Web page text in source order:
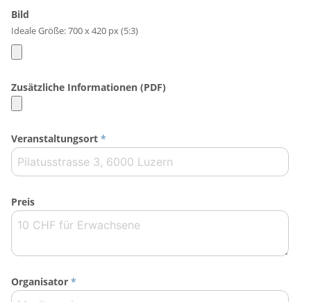
Bild
Ideale Größe: 700 x 420 px (5:3)
Zusätzliche Informationen (PDF)
Veranstaltungsort *
Preis
Organisator *